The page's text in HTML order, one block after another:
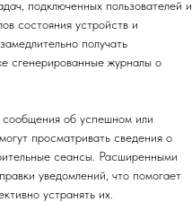
подключенных пользователей и
состояния устройств и
получать
сгенерированные журналы о
сообщения об успешном или
просматривать сведения о
сеансы. Расширенными
уведомлений, что помогает
устранять их.